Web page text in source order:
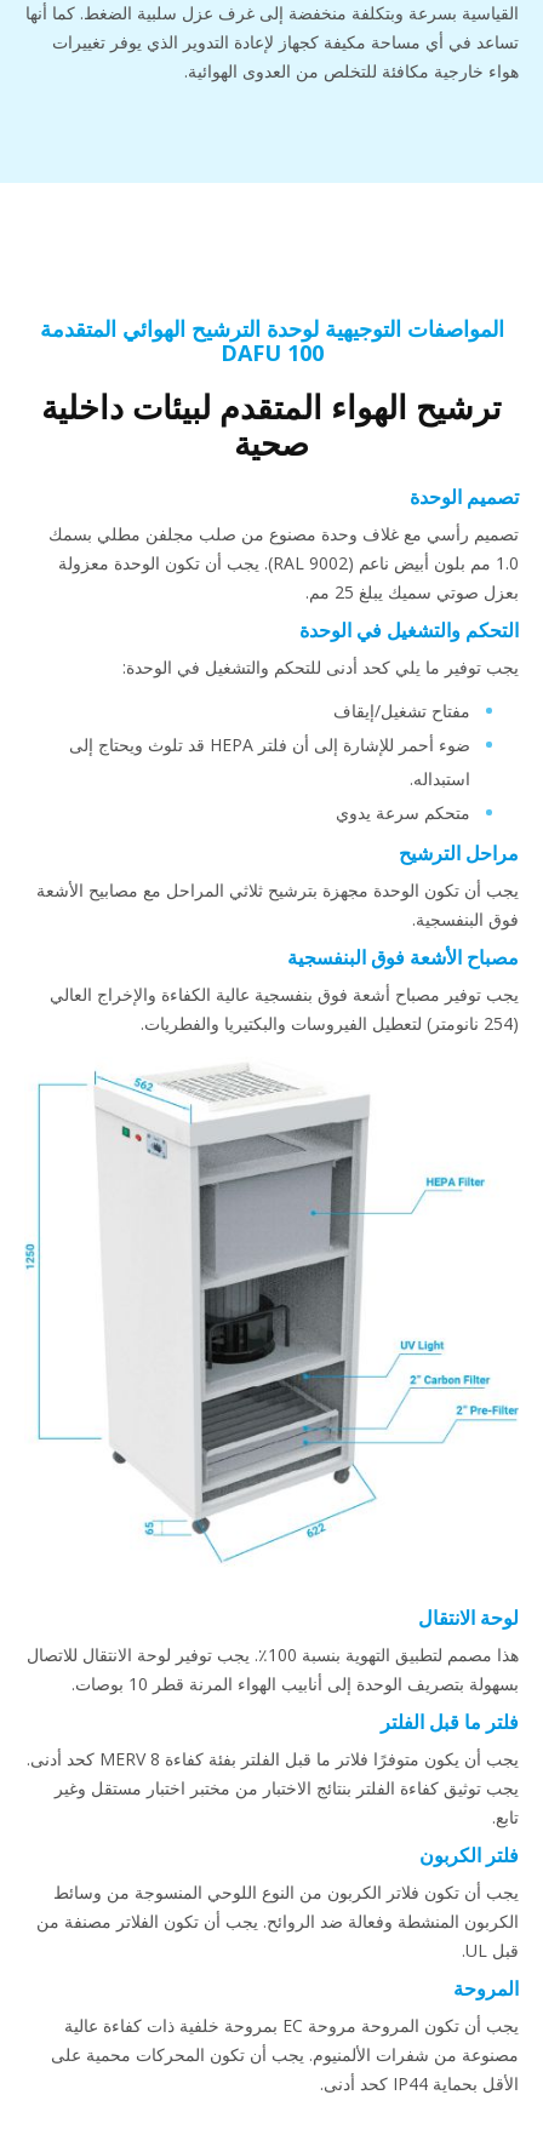
القياسية بسرعة وبتكلفة منخفضة إلى غرف عزل سلبية الضغط. كما أنها
تساعد في أي مساحة مكيفة كجهاز لإعادة التدوير الذي يوفر تغييرات
هواء خارجية مكافئة للتخلص من العدوى الهوائية.
المواصفات التوجيهية لوحدة الترشيح الهوائي المتقدمة
DAFU 100
ترشيح الهواء المتقدم لبيئات داخلية
صحية
تصميم الوحدة
تصميم رأسي مع غلاف وحدة مصنوع من صلب مجلفن مطلي بسمك
1.0 مم بلون أبيض ناعم (RAL 9002). يجب أن تكون الوحدة معزولة
بعزل صوتي سميك يبلغ 25 مم.
التحكم والتشغيل في الوحدة
يجب توفير ما يلي كحد أدنى للتحكم والتشغيل في الوحدة:
مفتاح تشغيل/إيقاف
ضوء أحمر للإشارة إلى أن فلتر HEPA قد تلوث ويحتاج إلى
استبداله.
متحكم سرعة يدوي
مراحل الترشيح
يجب أن تكون الوحدة مجهزة بترشيح ثلاثي المراحل مع مصابيح الأشعة
فوق البنفسجية.
مصباح الأشعة فوق البنفسجية
يجب توفير مصباح أشعة فوق بنفسجية عالية الكفاءة والإخراج العالي
(254 نانومتر) لتعطيل الفيروسات والبكتيريا والفطريات.
لوحة الانتقال
هذا مصمم لتطبيق التهوية بنسبة 100٪. يجب توفير لوحة الانتقال للاتصال
بسهولة بتصريف الوحدة إلى أنابيب الهواء المرنة قطر 10 بوصات.
فلتر ما قبل الفلتر
يجب أن يكون متوفرًا فلاتر ما قبل الفلتر بفئة كفاءة MERV 8 كحد أدنى.
يجب توثيق كفاءة الفلتر بنتائج الاختبار من مختبر اختبار مستقل وغير
تابع.
فلتر الكربون
يجب أن تكون فلاتر الكربون من النوع اللوحي المنسوجة من وسائط
الكربون المنشطة وفعالة ضد الروائح. يجب أن تكون الفلاتر مصنفة من
قبل UL.
المروحة
يجب أن تكون المروحة مروحة EC بمروحة خلفية ذات كفاءة عالية
مصنوعة من شفرات الألمنيوم. يجب أن تكون المحركات محمية على
الأقل بحماية IP44 كحد أدنى.